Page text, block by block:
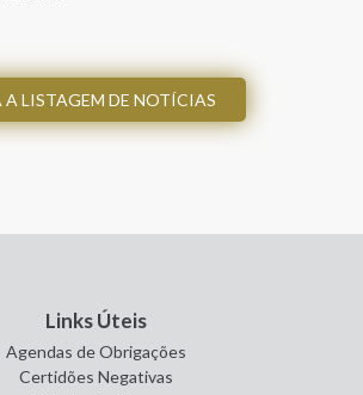
LISTAGEM DE NOTÍCIAS
Links Úteis
Agendas de Obrigações
Certidões Negativas